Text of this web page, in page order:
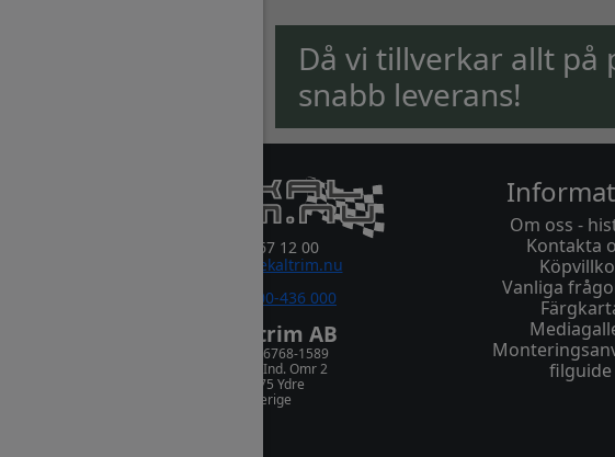
Då vi tillverkar allt på
snabb leverans!
0381-67 12 00
order@dekaltrim.nu
0700-436 000
Dekaltrim AB
Orgnr. 556768-1589
Rydsnäs Ind. Omr 2
573 75 Ydre
Sverige
Om oss -
Kontakta
Vanliga
filguide